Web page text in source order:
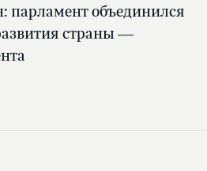
парламент объединился
страны —